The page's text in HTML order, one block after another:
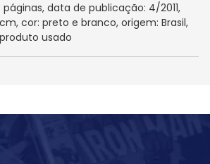
páginas, data de publicação: 4/2011,
cor: preto e branco, origem: Brasil,
usado